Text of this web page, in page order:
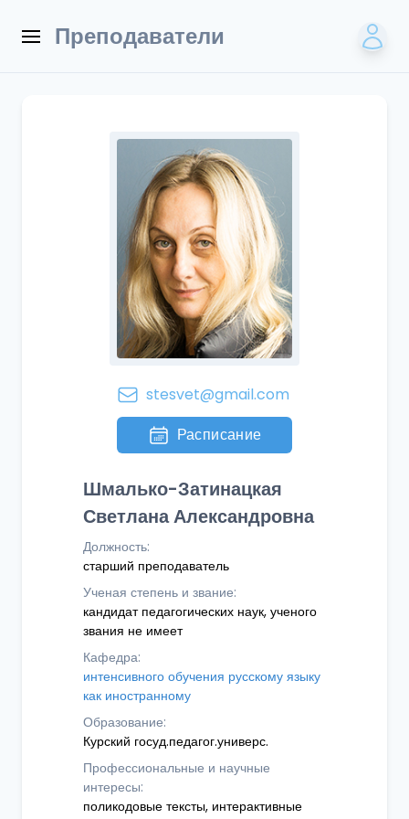
Преподаватели
stesvet@gmail.com
Расписание
Шмалько-Затинацкая
Светлана Александровна
Должность:
старший преподаватель
Ученая степень и звание:
кандидат педагогических наук, ученого
звания не имеет
Кафедра:
интенсивного обучения русскому языку
как иностранному
Образование:
Курский госуд.педагог.универс.
Профессиональные и научные
интересы:
поликодовые тексты, интерактивные